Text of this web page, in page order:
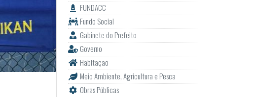
FUNDACC
Fundo Social
Gabinete do Prefeito
Governo
Habitação
Meio Ambiente, Agricultura e Pesca
Obras Públicas